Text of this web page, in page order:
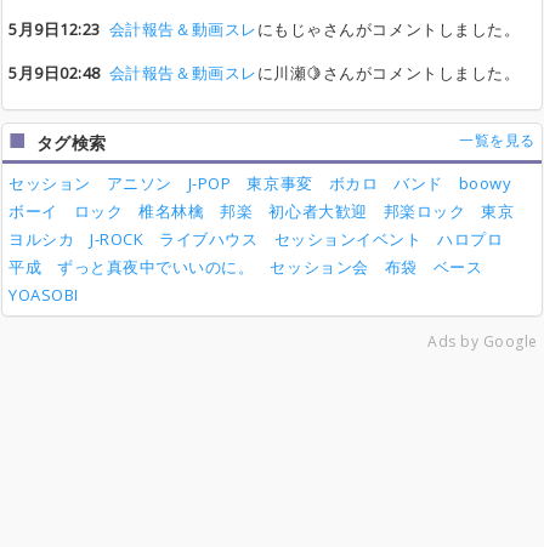
5月9日12:23 会計報告＆動画スレにもじゃさんがコメントしました。
5月9日02:48 会計報告＆動画スレに川瀬🍋さんがコメントしました。
タグ検索 一覧を見る
セッション アニソン J-POP 東京事変 ボカロ バンド
boowy
ボーイ
ロック 椎名林檎 邦楽 初心者大歓迎 邦楽ロック
東京
ヨルシカ
J-ROCK ライブハウス セッションイベント
ハロプロ
平成
ずっと真夜中でいいのに。 セッション会 布袋
ベース
YOASOBI
Ads by Google